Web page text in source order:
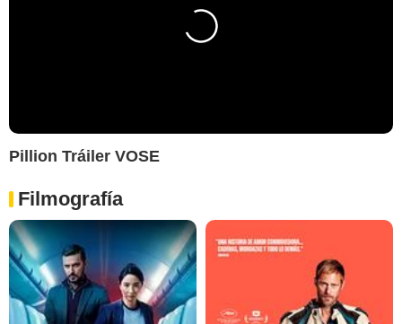
Pillion Tráiler VOSE
Filmografía